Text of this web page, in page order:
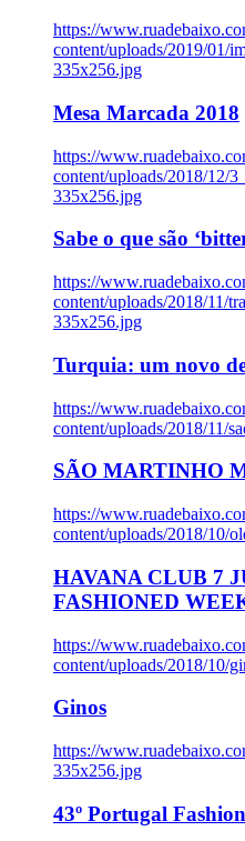
https://
content/uploads/2019/01/
335x256.jpg
Mesa Marcada 2018
https://
content/uploads/2018/12/
335x256.jpg
Sabe o que são
https://
content/uploads/2018/11/
335x256.jpg
Turquia: um novo
https://
content/uploads/2018/11/
SÃO MARTINHO
https://
content/uploads/2018/10/
HAVANA CLUB 7
FASHIONED
https://
content/uploads/2018/10/
Ginos
https://
335x256.jpg
43º Portugal